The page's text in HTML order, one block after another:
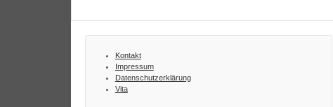
Kontakt
Impressum
Datenschutzerklärung
Vita